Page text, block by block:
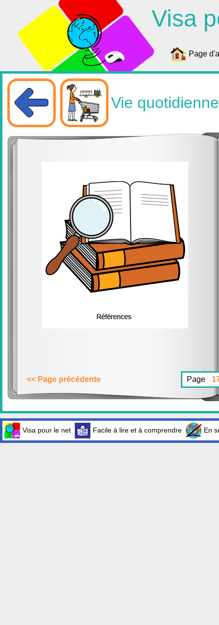
Visa
Page
Vie quotidienne
<< Page précédente Page
Visa pour le net Facile à lire et à comprendre En